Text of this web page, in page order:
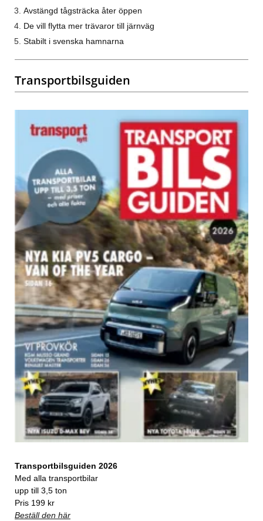
Avstängd tågsträcka åter öppen
De vill flytta mer trävaror till järnväg
Stabilt i svenska hamnarna
Transportbilsguiden
Transportbilsguiden 2026
Med alla transportbilar
upp till 3,5 ton
Pris 199 kr
Beställ den här